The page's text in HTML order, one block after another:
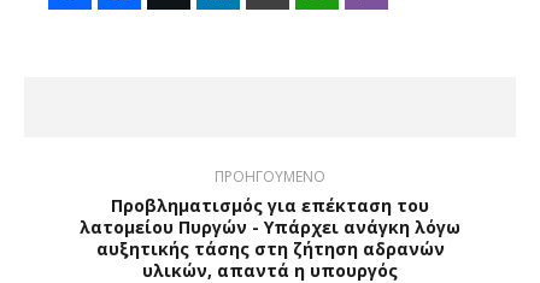
ΠΡΟΗΓΟΥΜΕΝΟ
Προβληματισμός για επέκταση του
λατομείου Πυργών - Υπάρχει ανάγκη λόγω
αυξητικής τάσης στη ζήτηση αδρανών
υλικών, απαντά η υπουργός